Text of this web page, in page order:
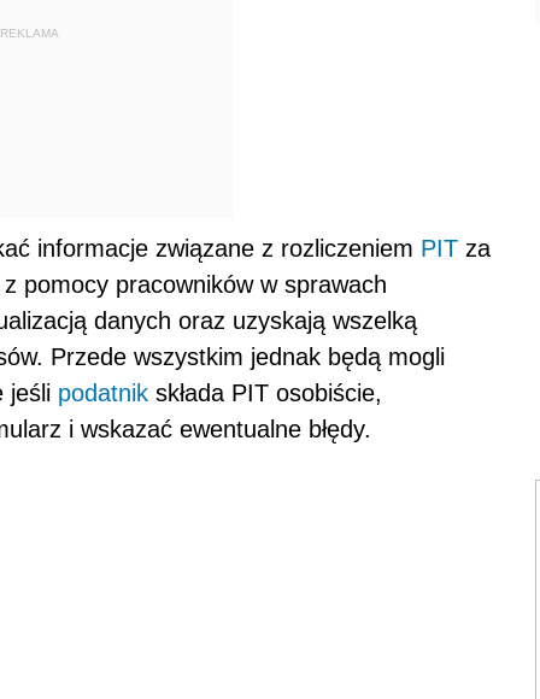
REKLAMA
informacje związane z rozliczeniem PIT za
pomocy pracowników w sprawach
danych oraz uzyskają wszelką
Przede wszystkim jednak będą mogli
jeśli podatnik składa PIT osobiście,
i wskazać ewentualne błędy.